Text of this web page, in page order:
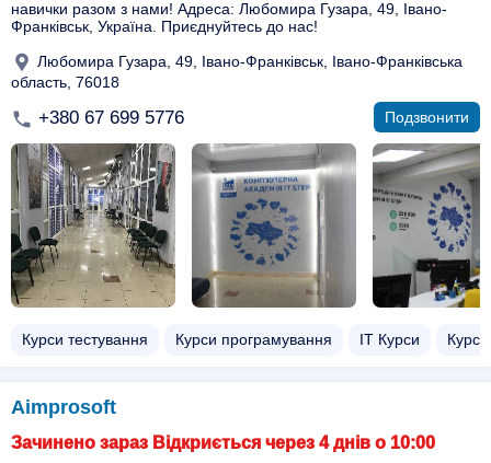
навички разом з нами! Адреса: Любомира Гузара, 49, Івано-
Франківськ, Україна. Приєднуйтесь до нас!
Любомира Гузара, 49, Івано-Франківськ, Івано-Франківська
область, 76018
+380 67 699 5776 Подзвонити
Курси тестування Курси програмування ІТ Курси
Aimprosoft
Зачинено зараз Відкриється через 4 днів о 10:00